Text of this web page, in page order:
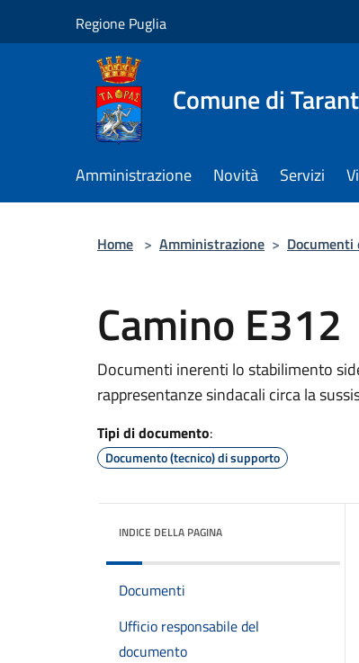
Regione Puglia
Comune di
Amministrazione Novità Servizi
Home > Amministrazione > Documenti
Camino E312
Documenti inerenti lo stabilimento
rappresentanze sindacali circa la
Tipi di documento:
Documento (tecnico) di supporto
INDICE DELLA PAGINA
Documenti
Ufficio responsabile del
documento